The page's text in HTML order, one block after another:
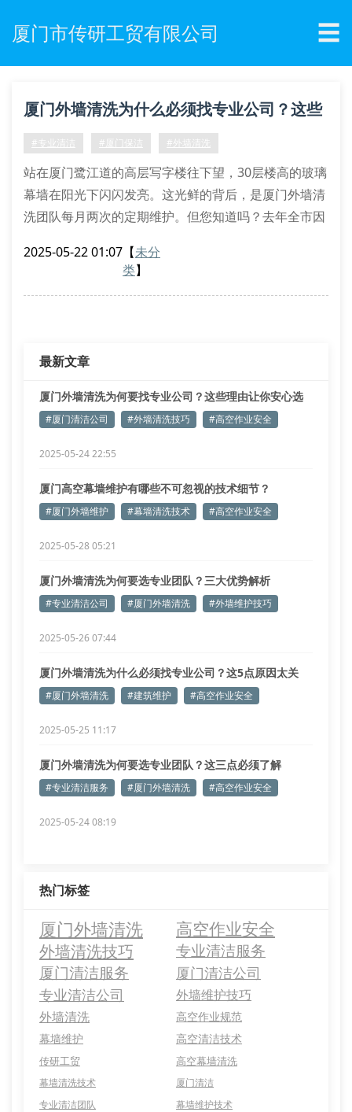
厦门市传研工贸有限公司 ☰
厦门外墙清洗为什么必须找专业公司？这些
隐患你可能没想到
#专业清洁 #厦门保洁 #外墙清洗
站在厦门鹭江道的高层写字楼往下望，30层楼高的玻璃
幕墙在阳光下闪闪发亮。这光鲜的背后，是厦门外墙清
洗团队每月两次的定期维护。但您知道吗？去年全市因
违规操作。
控制在3-5l/分钟
2025-05-22 01:07 【未分
类】
最新文章
厦门外墙清洗为何要找专业公司？这些理由让你安心选
择#厦门清洁公司 #外墙清洗技巧 #高空作业安全
2025-05-24 22:55
厦门高空幕墙维护有哪些不可忽视的技术细节？
#厦门外墙维护 #幕墙清洗技术 #高空作业安全
2025-05-28 05:21
厦门外墙清洗为何要选专业团队？三大优势解析
#专业清洁公司 #厦门外墙清洗 #外墙维护技巧
2025-05-26 07:44
厦门外墙清洗为什么必须找专业公司？这5点原因太关
键！
#厦门外墙清洗 #建筑维护 #高空作业安全
2025-05-25 11:17
厦门外墙清洗为何要选专业团队？这三点必须了解
#专业清洁服务 #厦门外墙清洗 #高空作业安全
2025-05-24 08:19
热门标签
厦门外墙清洗 高空作业安全
外墙清洗技巧
专业清洁服务
厦门清洁服务
厦门清洁公司
专业清洁公司
外墙维护技巧
外墙清洗
高空作业规范
幕墙维护
高空清洁技术
传研工贸
高空幕墙清洗
幕墙清洗技术
厦门清洁
专业清洁团队
幕墙维护技术